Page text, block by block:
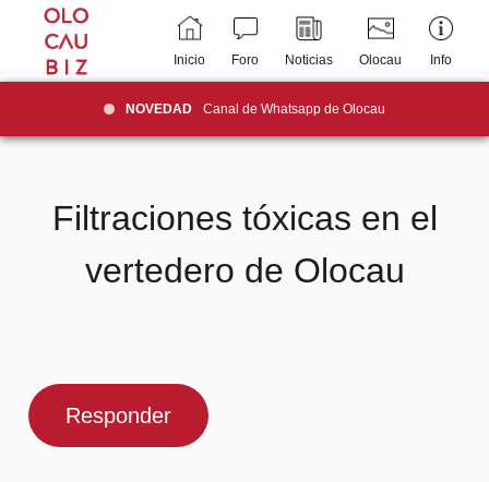
Inicio Foro Noticias Olocau Info
NOVEDAD Canal de Whatsapp de Olocau
Filtraciones tóxicas en el
vertedero de Olocau
Responder